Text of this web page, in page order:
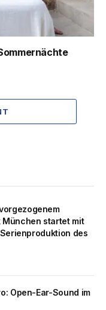
München startet mit
des
Open-Ear-Sound im